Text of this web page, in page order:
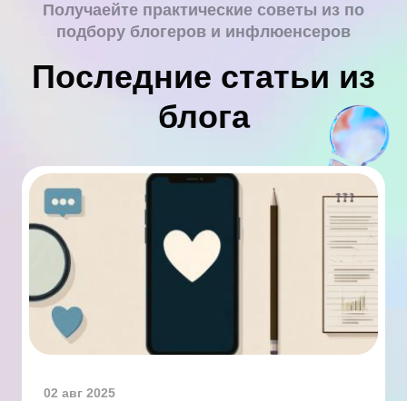
Получаейте практические советы из по
подбору блогеров и инфлюенсеров
Последние статьи из
блога
02 авг 2025